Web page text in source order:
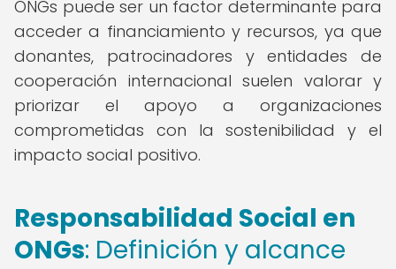
ONGs puede ser un factor determinante para
acceder a financiamiento y recursos, ya que
donantes, patrocinadores y entidades de
cooperación internacional suelen valorar y
priorizar el apoyo a organizaciones
comprometidas con la sostenibilidad y el
impacto social positivo.
Responsabilidad Social en
ONGs: Definición y alcance